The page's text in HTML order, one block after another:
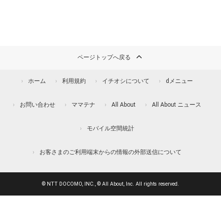
ページトップへ戻る
ホーム 利用規約 イチオシについて dメニュー
お問い合わせ ママテナ All About All About ニュース
モバイル空間統計
お客さまのご利用端末からの情報の外部送信について
© NTT DOCOMO, INC., © All About, Inc. All rights reserved.